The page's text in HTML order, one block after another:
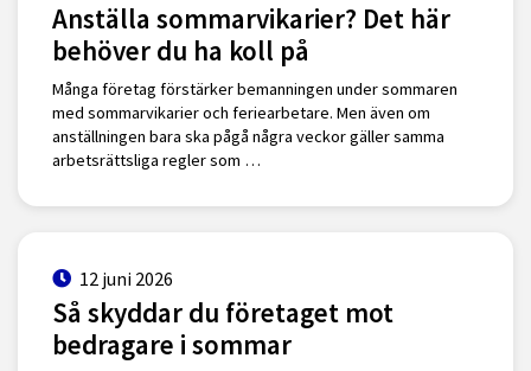
Anställa sommarvikarier? Det här
behöver du ha koll på
Många företag förstärker bemanningen under sommaren
med sommarvikarier och feriearbetare. Men även om
anställningen bara ska pågå några veckor gäller samma
arbetsrättsliga regler som …
12 juni 2026
Så skyddar du företaget mot
bedragare i sommar